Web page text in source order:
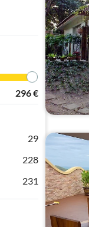
296€
29
228
231